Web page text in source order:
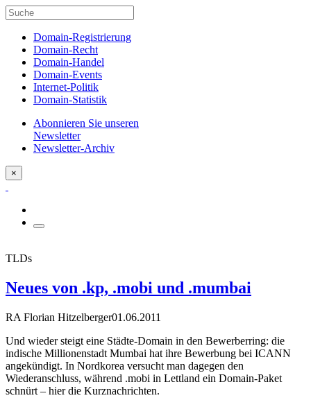
Domain-Registrierung
Domain-Recht
Domain-Handel
Domain-Events
Internet-Politik
Domain-Statistik
Abonnieren Sie unseren
Newsletter
Newsletter-Archiv
×
TLDs
Neues von .kp, .mobi und .mumbai
RA Florian Hitzelberger01.06.2011
Und wieder steigt eine Städte-Domain in den Bewerberring: die
indische Millionenstadt Mumbai hat ihre Bewerbung bei ICANN
angekündigt. In Nordkorea versucht man dagegen den
Wiederanschluss, während .mobi in Lettland ein Domain-Paket
schnürt – hier die Kurznachrichten.